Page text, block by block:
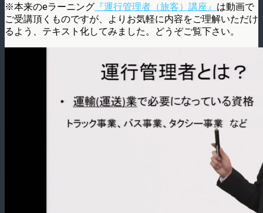
※本来のeラーニング 『運行管理者（旅客）講座』 は動画で
ご受講頂くものですが、よりお気軽に内容をご理解いただけ
るよう、テキスト化してみました。どうぞご覧下さい。